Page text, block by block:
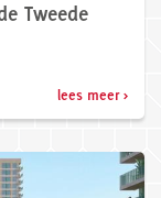
Tweede
lees meer >